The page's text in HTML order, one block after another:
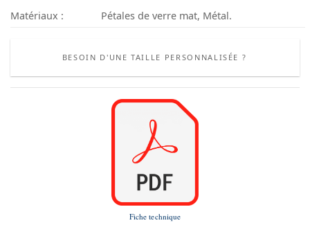
Matériaux : Pétales de verre mat, Métal.
BESOIN D'UNE TAILLE PERSONNALISÉE ?
Fiche technique